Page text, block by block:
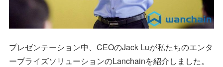
プレゼンテーション中、CEOのJack Luが私たちのエンタ
ープライズソリューションのLanchainを紹介しました。